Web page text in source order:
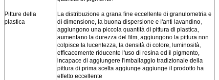
Pitture della
plastica
La distribuzione a grana fine eccellente di granulometria e
di dimensione, la buona dispersione e l'anti lavandino,
aggiungono una piccola quantità di pittura di plastica,
aumentano la durezza del film, aggiungono la pittura non
colpisce la lucentezza, la densità di colore, luminosità,
efficacemente riducente l'uso di resina ed il pigmento,
incapace di aggiungere l'imballaggio tradizionale della
pittura di prima scelta aggiunge aggiunge il prodotto ha
effetto eccellente